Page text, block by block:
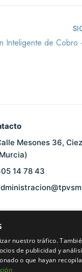
Mesones 36,
14 78 43
nuestro tráfico.
de publicidad y
o que hayan